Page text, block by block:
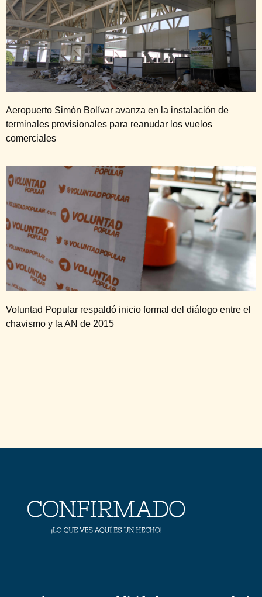
Aeropuerto Simón Bolívar avanza en la instalación de
terminales provisionales para reanudar los vuelos
comerciales
Voluntad Popular respaldó inicio formal del diálogo entre el
chavismo y la AN de 2015